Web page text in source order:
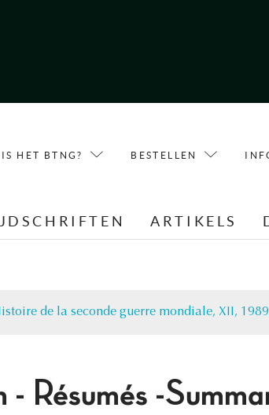
HET BTNG? BESTELLEN
ARTIKELS
de la seconde guerre mondiale, XII,
Résumés -